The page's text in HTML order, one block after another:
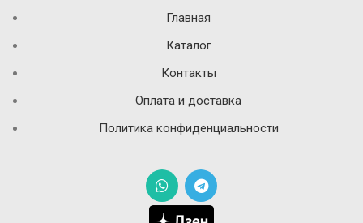
Главная
Каталог
Контакты
Оплата и доставка
Политика конфиденциальности